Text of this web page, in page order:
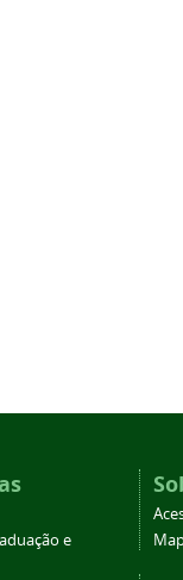
e